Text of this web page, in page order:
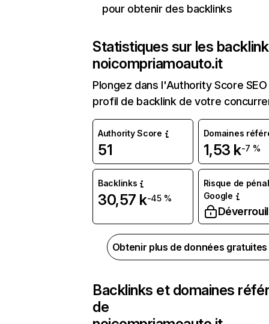
pour obtenir des backlinks
Statistiques sur les
noicompriamoauto.it
Plongez dans l'Authority Score
profil de backlink de votre
Authority Score
51
Domaines
1,53 k-7 %
Backlinks
30,57 k-45 %
Risque de
Google
Obtenir plus de données
Backlinks et domaines
de